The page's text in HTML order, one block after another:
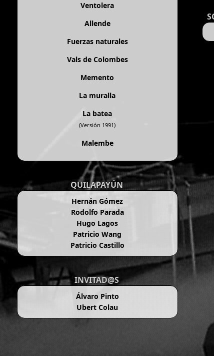
Ventolera
Allende
Fuerzas naturales
Vals de Colombes
Memento
La muralla
La batea
(Versión 1991)
Malembe
QUILAPAYÚN
Hernán Gómez
Rodolfo Parada
Hugo Lagos
Patricio Wang
Patricio Castillo
INVITAD@S
Álvaro Pinto
Ubert Colau